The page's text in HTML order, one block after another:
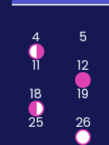
4
5
11
12
18
19
25
26